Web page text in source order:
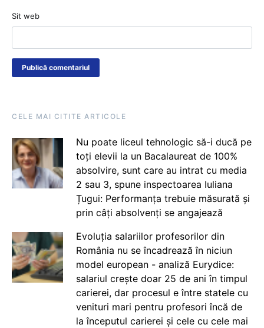
Sit web
CELE MAI CITITE ARTICOLE
Nu poate liceul tehnologic să-i ducă pe
toți elevii la un Bacalaureat de 100%
absolvire, sunt care au intrat cu media
2 sau 3, spune inspectoarea Iuliana
Țugui: Performanța trebuie măsurată și
prin câți absolvenți se angajează
Evoluția salariilor profesorilor din
România nu se încadrează în niciun
model european - analiză Eurydice:
salariul crește doar 25 de ani în timpul
carierei, dar procesul e între statele cu
venituri mari pentru profesori încă de
la începutul carierei și cele cu cele mai